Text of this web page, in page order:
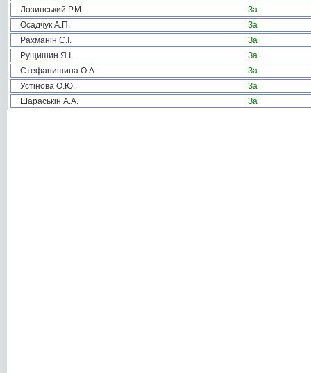
Лозинський Р.М.
За
Осадчук А.П.
За
Рахманін С.І.
За
Рущишин Я.І.
За
Стефанишина О.А.
За
Устінова О.Ю.
За
Шараськін А.А.
За